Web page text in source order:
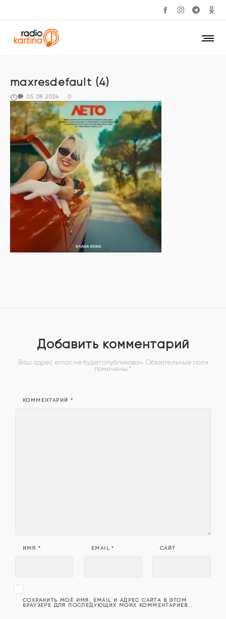
maxresdefault (4)
05.08.2024 0
Добавить комментарий
Ваш адрес email не будет опубликован. Обязательные поля
помечены *
КОММЕНТАРИЙ *
ИМЯ * EMAIL* САЙТ
СОХРАНИТЬ МОЁ ИМЯ, EMAIL И АДРЕС САЙТА В ЭТОМ
БРАУЗЕРЕ ДЛЯ ПОСЛЕДУЮЩИХ МОИХ КОММЕНТАРИЕВ.